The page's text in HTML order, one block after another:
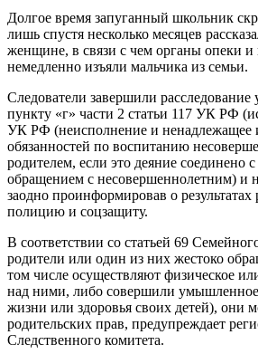
Долгое время запуганный школьник
лишь спустя несколько месяцев
женщине, в связи с чем органы опеки и
немедленно изъяли мальчика из семьи.
Следователи завершили расследование
пункту «г» части 2 статьи 117 УК РФ
УК РФ (неисполнение и ненадлежащее
обязанностей по воспитанию
родителем, если это деяние соединено
обращением с несовершеннолетним) и
заодно проинформировав о результатах
полицию и соцзащиту.
В соответствии со статьей 69
родители или один из них жестоко
том числе осуществляют физическое
над ними, либо совершили умышленное
жизни или здоровья своих детей), они
родительских прав, предупреждает
Следственного комитета.